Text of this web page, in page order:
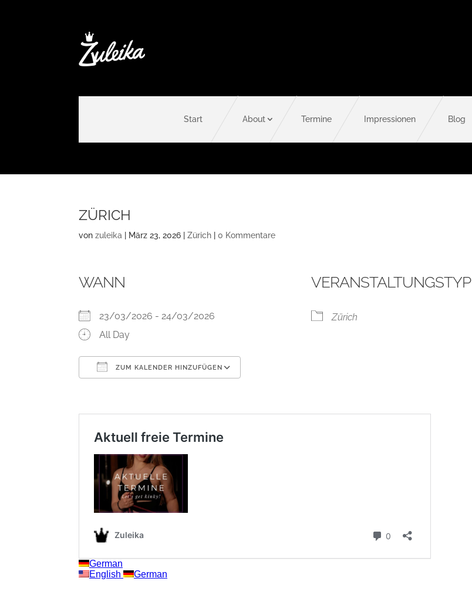
Start About Termine Impressionen Blog
ZÜRICH
vonzuleika | März 23, 2026 |Zürich |0 Kommentare
WANN
23/03/2026 - 24/03/2026
All Day
ZUM KALENDER HINZUFÜGEN
VERANSTALTUNGSTYP
Zürich